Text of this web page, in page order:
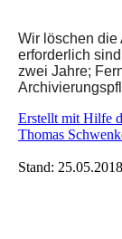
Wir löschen die
erforderlich
zwei Jahre;
Erstellt mit Hilfe
Thomas
Stand: 25.05.2018